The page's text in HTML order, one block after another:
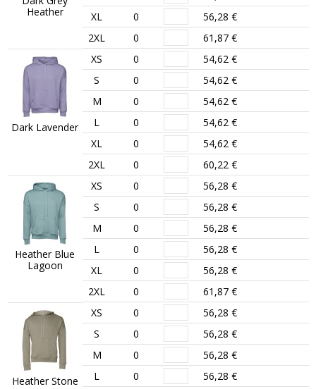
Heather
XL
0
56,28 €
2XL
0 61,87 €
Dark Lavender
XS 0
54,62 €
S
0
54,62 €
M
0
54,62 €
L
0
54,62 €
XL
0
54,62 €
2XL
0 60,22 €
Heather Blue
Lagoon
XS 0
56,28 €
S
0
56,28 €
M
0
56,28 €
L
0
56,28 €
XL
0
56,28 €
2XL
0 61,87 €
Heather Stone
XS 0
56,28 €
S
0
56,28 €
M
0
56,28 €
L
0
56,28 €